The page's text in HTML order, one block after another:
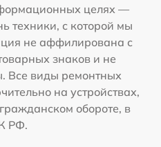
целях —
техники, с которой мы
не аффилирована с
знаков и не
Все виды ремонтных
на устройствах,
обороте, в
РФ.